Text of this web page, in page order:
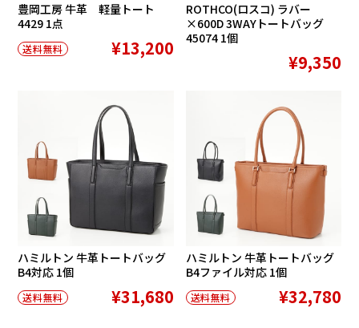
豊岡工房 牛革 軽量トート
4429 1点
送料無料 ¥13,200
ROTHCO(ロスコ) ラバー
×600D 3WAYトートバッグ
45074 1個
¥9,350
ハミルトン 牛革トートバッグ
B4対応 1個
送料無料 ¥31,680
ハミルトン 牛革トートバッグ
B4ファイル対応 1個
送料無料 ¥32,780